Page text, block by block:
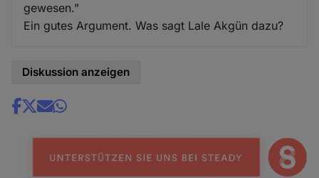
gewesen."
Ein gutes Argument. Was sagt Lale Akgün dazu?
Diskussion anzeigen
Share
news